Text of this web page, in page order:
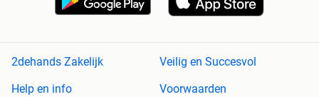
2dehands Zakelijk
Veilig en Succesvol
Help en info
Voorwaarden